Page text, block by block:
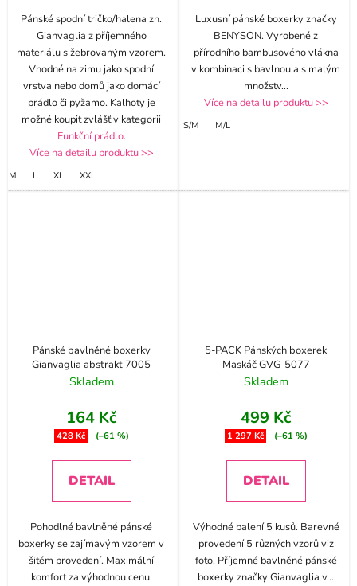
Pánské spodní tričko/halena zn.
Gianvaglia z příjemného
materiálu s žebrovaným vzorem.
Vhodné na zimu jako spodní
vrstva nebo domů jako domácí
prádlo či pyžamo. Kalhoty je
možné koupit zvlášť v kategorii
Funkční prádlo.
Více na detailu produktu >>
M L XL XXL
Luxusní pánské boxerky značky
BENYSON. Vyrobené z
přírodního bambusového vlákna
v kombinaci s bavlnou a s malým
množstv...
Více na detailu produktu >>
S/M M/L
Pánské bavlněné boxerky
Gianvaglia abstrakt 7005
Skladem
164 Kč
428 Kč (–61 %)
DETAIL
Pohodlné bavlněné pánské
boxerky se zajímavým vzorem v
šitém provedení. Maximální
komfort za výhodnou cenu.
5-PACK Pánských boxerek
Maskáč GVG-5077
Skladem
499 Kč
1 297 Kč (–61 %)
DETAIL
Výhodné balení 5 kusů. Barevné
provedení 5 různých vzorů viz
foto. Příjemné bavlněné pánské
boxerky značky Gianvaglia v...